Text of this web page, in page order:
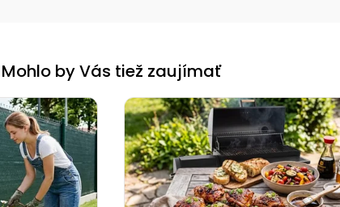
Mohlo by Vás tiež zaujímať